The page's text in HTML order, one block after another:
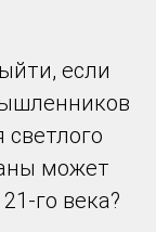
если
может
го века?